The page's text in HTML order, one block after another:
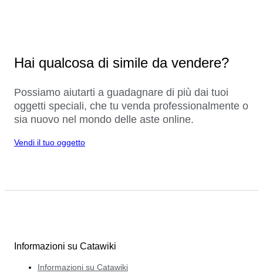
Hai qualcosa di simile da vendere?
Possiamo aiutarti a guadagnare di più dai tuoi
oggetti speciali, che tu venda professionalmente o
sia nuovo nel mondo delle aste online.
Vendi il tuo oggetto
Informazioni su Catawiki
Informazioni su Catawiki